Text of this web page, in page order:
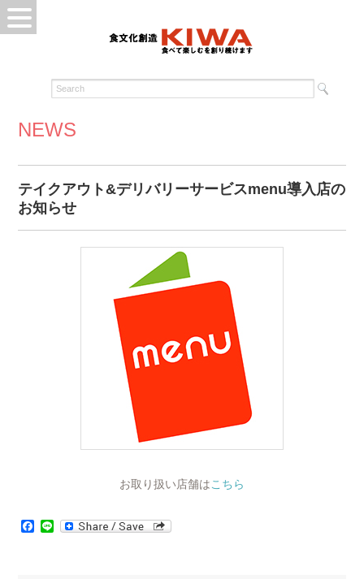
NEWS
テイクアウト&デリバリーサービスmenu導入店の
お知らせ
お取り扱い店舗はこちら
Facebook
Line